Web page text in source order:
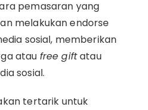
pemasaran yang
melakukan endorse
sosial, memberikan
atau free giftatau
sosial.
tertarik untuk